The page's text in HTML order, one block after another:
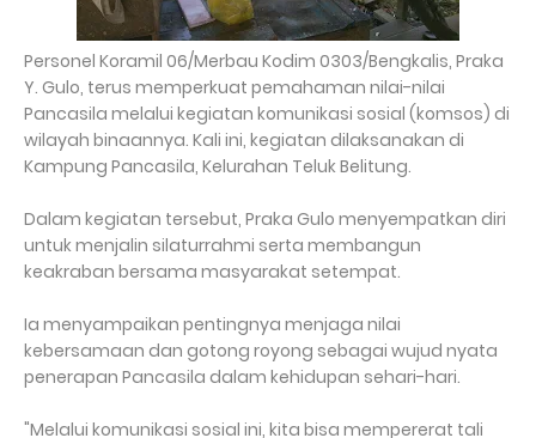
Personel Koramil 06/Merbau Kodim 0303/Bengkalis, Praka
Y. Gulo, terus memperkuat pemahaman nilai-nilai
Pancasila melalui kegiatan komunikasi sosial (komsos) di
wilayah binaannya. Kali ini, kegiatan dilaksanakan di
Kampung Pancasila, Kelurahan Teluk Belitung.
Dalam kegiatan tersebut, Praka Gulo menyempatkan diri
untuk menjalin silaturrahmi serta membangun
keakraban bersama masyarakat setempat.
Ia menyampaikan pentingnya menjaga nilai
kebersamaan dan gotong royong sebagai wujud nyata
penerapan Pancasila dalam kehidupan sehari-hari.
"Melalui komunikasi sosial ini, kita bisa mempererat tali